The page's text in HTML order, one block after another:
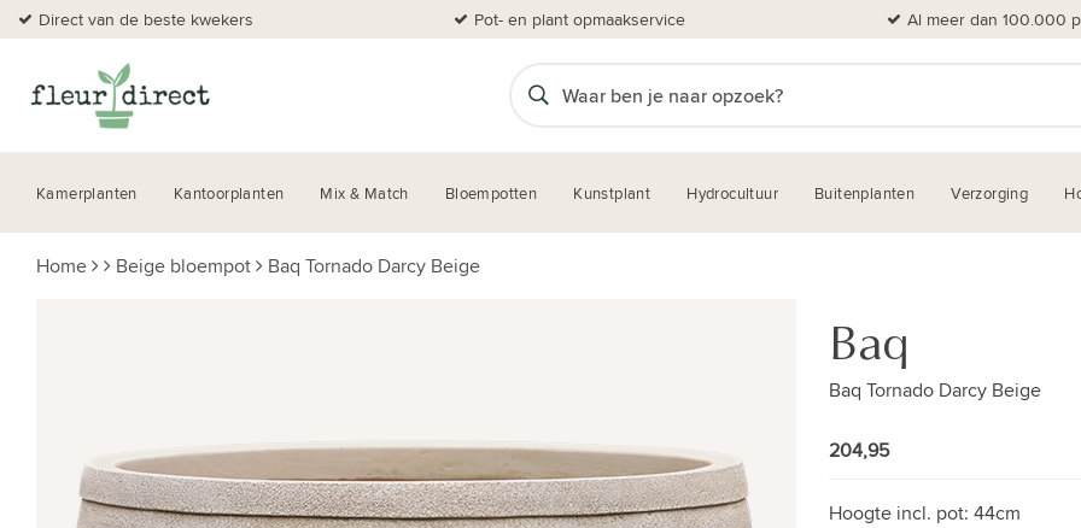
Direct van de beste kwekers Pot- en plant opmaakservice Al meer dan 100.000
Kamerplanten Kantoorplanten Mix & Match Bloempotten Kunstplant Hydrocultuur Buitenplanten Verzorging
Home Beige bloempot Baq Tornado Darcy Beige
Baq
Baq Tornado Darcy Beige
204,95
Hoogte incl. pot: 44cm